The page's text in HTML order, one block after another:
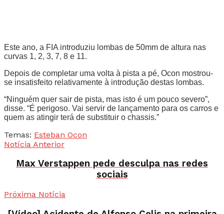
Este ano, a FIA introduziu lombas de 50mm de altura nas
curvas 1, 2, 3, 7, 8 e 11.
Depois de completar uma volta à pista a pé, Ocon mostrou-
se insatisfeito relativamente à introdução destas lombas.
“Ninguém quer sair de pista, mas isto é um pouco severo”,
disse. “É perigoso. Vai servir de lançamento para os carros e
quem as atingir terá de substituir o chassis.”
Temas: Esteban Ocon
Notícia Anterior
Max Verstappen pede desculpa nas redes
sociais
Próxima Notícia